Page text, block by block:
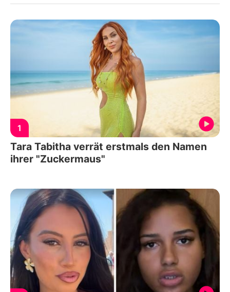
1
Tara Tabitha verrät erstmals den Namen
ihrer "Zuckermaus"